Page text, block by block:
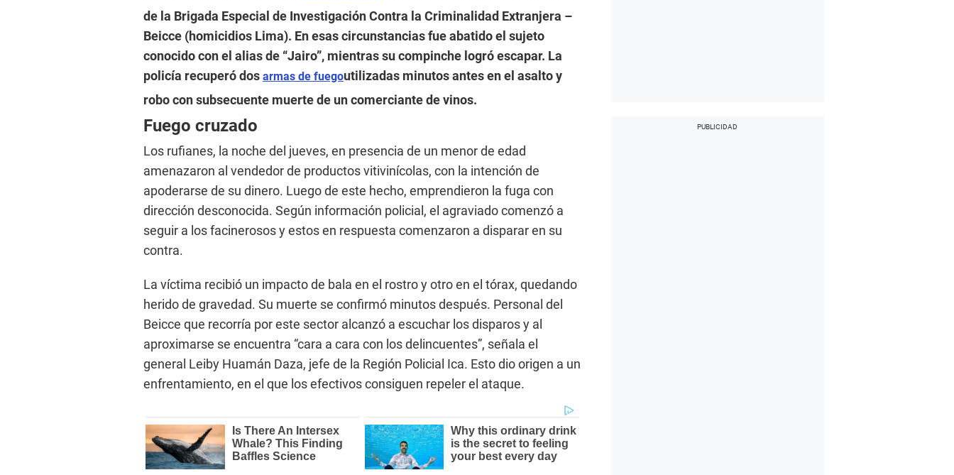
de la Brigada Especial de Investigación Contra la Criminalidad Extranjera –
Beicce (homicidios Lima). En esas circunstancias fue abatido el sujeto
conocido con el alias de “Jairo”, mientras su compinche logró escapar. La
policía recuperó dos armas de fuegoutilizadas minutos antes en el asalto y
robo con subsecuente muerte de un comerciante de vinos.
Fuego cruzado
Los rufianes, la noche del jueves, en presencia de un menor de edad
amenazaron al vendedor de productos vitivinícolas, con la intención de
apoderarse de su dinero. Luego de este hecho, emprendieron la fuga con
dirección desconocida. Según información policial, el agraviado comenzó a
seguir a los facinerosos y estos en respuesta comenzaron a disparar en su
contra.
La víctima recibió un impacto de bala en el rostro y otro en el tórax, quedando
herido de gravedad. Su muerte se confirmó minutos después. Personal del
Beicce que recorría por este sector alcanzó a escuchar los disparos y al
aproximarse se encuentra “cara a cara con los delincuentes”, señala el
general Leiby Huamán Daza, jefe de la Región Policial Ica. Esto dio origen a un
enfrentamiento, en el que los efectivos consiguen repeler el ataque.